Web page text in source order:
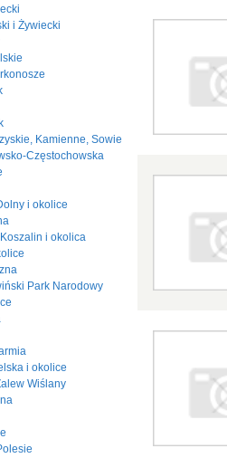
i Żywiecki
Kamienne, Sowie
Częstochowska
i okolice
Koszalin i okolica
Park Narodowy
i okolice
Wiślany